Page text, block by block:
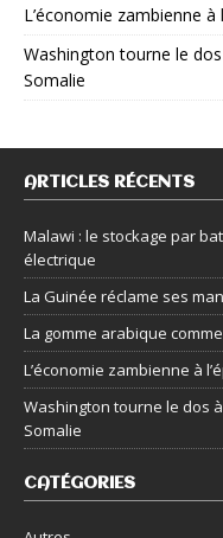
L’économie zambienne à
Washington tourne le
Somalie
ARTICLES RÉCENTS
Malawi : le stockage par
électrique
La Guinée réclame ses
La gomme arabique
L’économie zambienne à
Washington tourne le dos
Somalie
CATÉGORIES